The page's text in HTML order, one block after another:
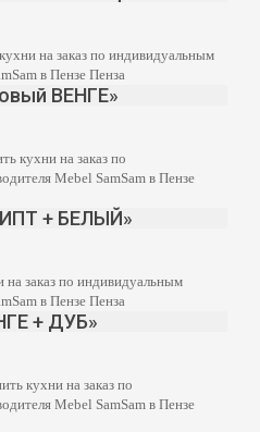
ВЕНГЕ»
+ БЕЛЫЙ»
+ ДУБ»